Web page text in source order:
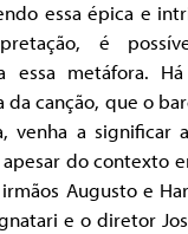
essa épica e
é
essa metáfora.
da canção, que o
venha a significar
apesar do contexto
Augusto e
e o diretor